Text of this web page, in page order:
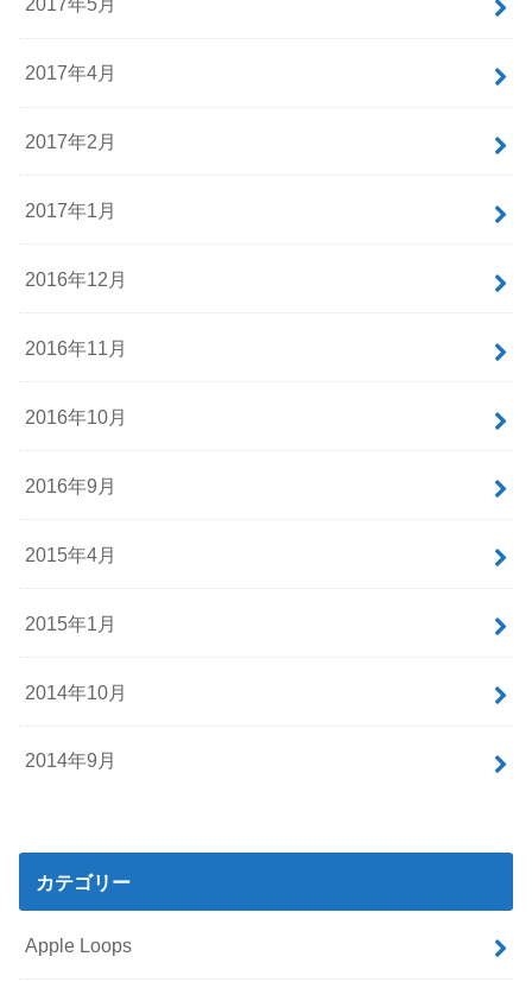
2017年4月
2017年2月
2017年1月
2016年12月
2016年11月
2016年10月
2016年9月
2015年4月
2015年1月
2014年10月
2014年9月
カテゴリー
Apple Loops